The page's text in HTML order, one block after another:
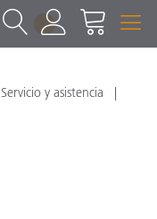
1
Servicio y asistencia